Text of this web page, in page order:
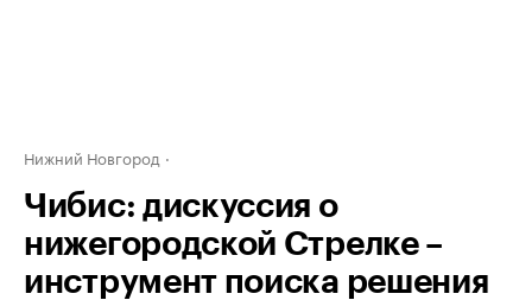
Нижний Новгород
Чибис: дискуссия о
нижегородской Стрелке –
инструмент поиска решения